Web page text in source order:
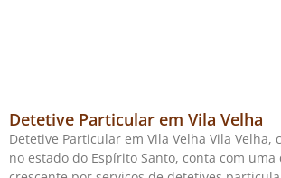
Detetive Particular em Vila Velha
Detetive Particular em Vila Velha Vila Velha,
no estado do Espírito Santo, conta com uma